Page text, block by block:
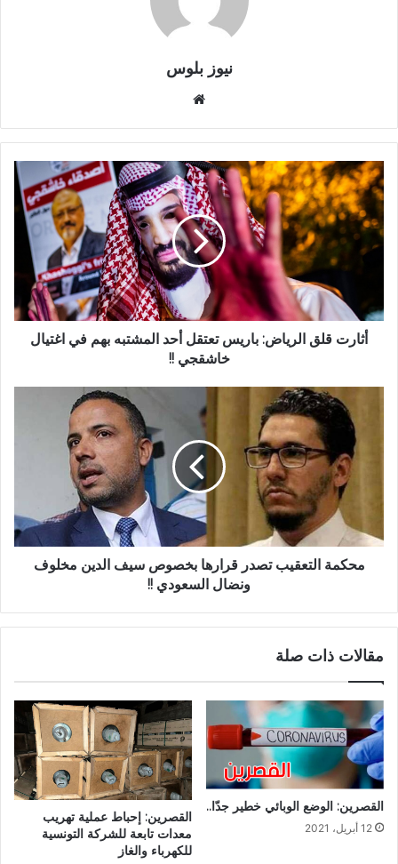
نيوز بلوس
أثارت قلق الرياض: باريس تعتقل أحد المشتبه بهم في اغتيال
خاشقجي !!
محكمة التعقيب تصدر قرارها بخصوص سيف الدين مخلوف
ونضال السعودي !!
مقالات ذات صلة
القصرين: الوضع الوبائي خطير جدّا..
12 أبريل، 2021
القصرين: إحباط عملية تهريب
معدات تابعة للشركة التونسية
للكهرباء والغاز